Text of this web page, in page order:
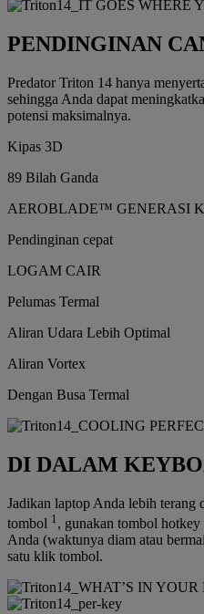
PENDINGINAN
Predator Triton 14 hanya
sehingga Anda dapat
potensi maksimalnya.
Kipas 3D
89 Bilah Ganda
AEROBLADE™ GENERASI
Pendinginan cepat
LOGAM CAIR
Pelumas Termal
Aliran Udara Lebih Optimal
Aliran Vortex
Dengan Busa Termal
DI DALAM
Jadikan laptop Anda lebih terang
tombol 1 , gunakan tombol hotkey
Anda (waktunya diam atau
satu klik tombol.